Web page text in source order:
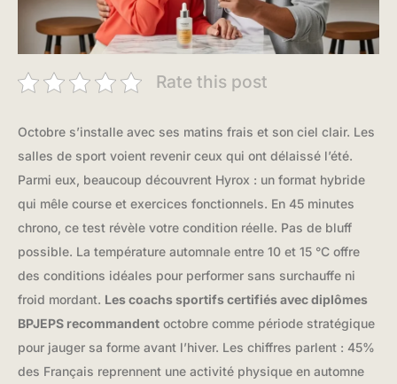
Rate this post
Octobre s’installe avec ses matins frais et son ciel clair. Les
salles de sport voient revenir ceux qui ont délaissé l’été.
Parmi eux, beaucoup découvrent Hyrox : un format hybride
qui mêle course et exercices fonctionnels. En 45 minutes
chrono, ce test révèle votre condition réelle. Pas de bluff
possible. La température automnale entre 10 et 15 °C offre
des conditions idéales pour performer sans surchauffe ni
froid mordant. Les coachs sportifs certifiés avec diplômes
BPJEPS recommandent octobre comme période stratégique
pour jauger sa forme avant l’hiver. Les chiffres parlent : 45%
des Français reprennent une activité physique en automne